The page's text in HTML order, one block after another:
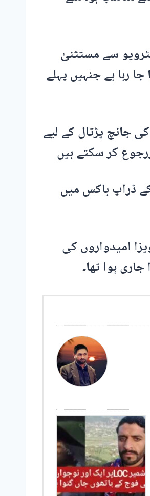
سے مستثنیٰ
رہا ہے جنہیں پہلے
جانچ پڑتال کے لیے
کر سکتے ہیں
ڈراپ باکس میں
امیدواروں کی
ہوا تھا۔